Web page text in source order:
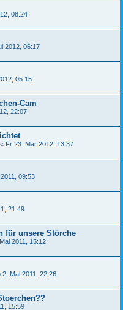
08:24
2012, 06:17
05:15
Cam
22:07
« Fr 23. Mär 2012, 13:37
09:53
21:49
für unsere Störche
2011, 15:12
2. Mai 2011, 22:26
15:59